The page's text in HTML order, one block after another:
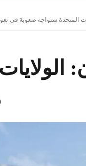
المتحدة ستواجه صعوبة في